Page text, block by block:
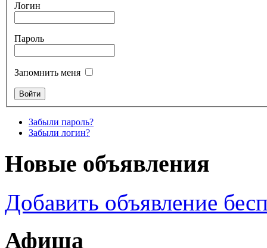
Логин
Пароль
Запомнить меня
Забыли пароль?
Забыли логин?
Новые объявления
Добавить объявление
Афиша